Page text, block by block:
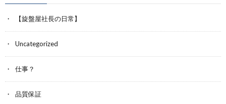
【旋盤屋社長の日常】
Uncategorized
仕事？
品質保証